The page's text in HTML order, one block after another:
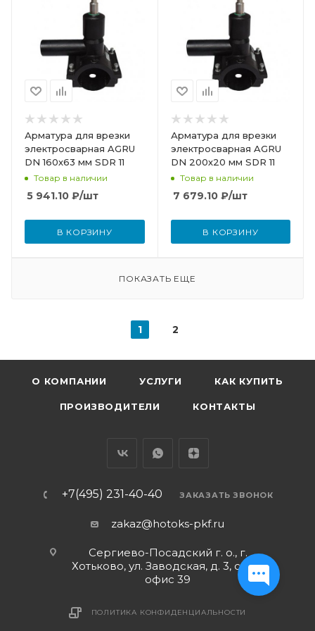
Арматура для врезки
электросварная AGRU
DN 160х63 мм SDR 11
Товар в наличии
5 941.10 ₽/шт
В КОРЗИНУ
Арматура для врезки
электросварная AGRU
DN 200х20 мм SDR 11
Товар в наличии
7 679.10₽/шт
В КОРЗИНУ
ПОКАЗАТЬ ЕЩЕ
1 2
О КОМПАНИИ УСЛУГИ КАК КУПИТЬ
ПРОИЗВОДИТЕЛИ КОНТАКТЫ
+7(495) 231-40-40 ЗАКАЗАТЬ ЗВОНОК
zakaz@hotoks-pkf.ru
Сергиево-Посадский г. о., г.
Хотьково, ул. Заводская, д. 3, стр. 1,
офис 39
ПОЛИТИКА КОНФИДЕНЦИАЛЬНОСТИ